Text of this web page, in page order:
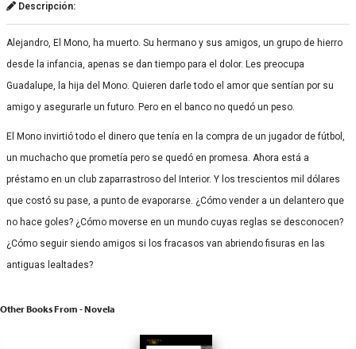
Descripción:
Alejandro, El Mono, ha muerto. Su hermano y sus amigos, un grupo de hierro
desde la infancia, apenas se dan tiempo para el dolor. Les preocupa
Guadalupe, la hija del Mono. Quieren darle todo el amor que sentían por su
amigo y asegurarle un futuro. Pero en el banco no quedó un peso.
El Mono invirtió todo el dinero que tenía en la compra de un jugador de fútbol,
un muchacho que prometía pero se quedó en promesa. Ahora está a
préstamo en un club zaparrastroso del Interior. Y los trescientos mil dólares
que costó su pase, a punto de evaporarse. ¿Cómo vender a un delantero que
no hace goles? ¿Cómo moverse en un mundo cuyas reglas se desconocen?
¿Cómo seguir siendo amigos si los fracasos van abriendo fisuras en las
antiguas lealtades?
Other Books From - Novela